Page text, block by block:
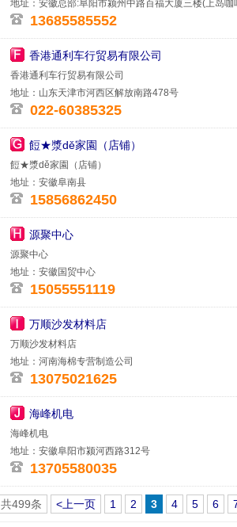
地址：安徽总部:阜阳市颍州中路百福大厦三楼(上岛咖
13685585552
香港通利车行贸易有限公司
香港通利车行贸易有限公司
地址：山东天津市河西区解放南路478号
022-60385325
餖★漿dě家園（店铺）
餖★漿dě家園（店铺）
地址：安徽阜南县
15856862450
源聚中心
源聚中心
地址：安徽国贸中心
15055551119
万顺沙发材料店
万顺沙发材料店
地址：河南海棉专营制造公司
13075021625
海峰机电
海峰机电
地址：安徽阜阳市颍河西路312号
13705580035
共499条 <上一页 1 2 3 4 5 6